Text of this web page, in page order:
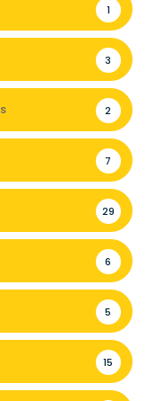
1
3
2
7
29
6
5
15